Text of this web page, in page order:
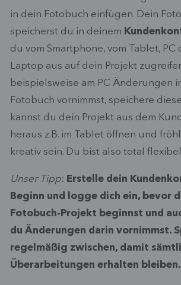
in dein Fotobuch einfügen. Dein
speicherst du in deinem
du vom Smartphone, vom Tablet, PC
Laptop aus auf dein Projekt
beispielsweise am PC Änderungen
Fotobuch vornimmst, speichere
kannst du dein Projekt aus dem
heraus z.B. im Tablet öffnen und
kreativ sein. Du bist also total
Unser Tipp: Erstelle dein
Beginn und logge dich ein, bevor
Fotobuch-Projekt beginnst und
du Änderungen darin vornimmst.
regelmäßig zwischen, damit
Überarbeitungen erhalten bleiben.